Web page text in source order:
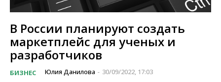
В России планируют создать
маркетплейс для ученых и
разработчиков
БИЗНЕС Юлия Данилова - 30/09/2022, 17:03